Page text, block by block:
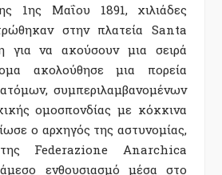
1ης Μαΐου 1891, χιλιάδες
στην πλατεία Santa
να ακούσουν μια σειρά
ακολούθησε μια πορεία
συμπεριλαμβανομένων
ομοσπονδίας με κόκκινα
ο αρχηγός της αστυνομίας,
Federazione Anarchica
ενθουσιασμό μέσα στο